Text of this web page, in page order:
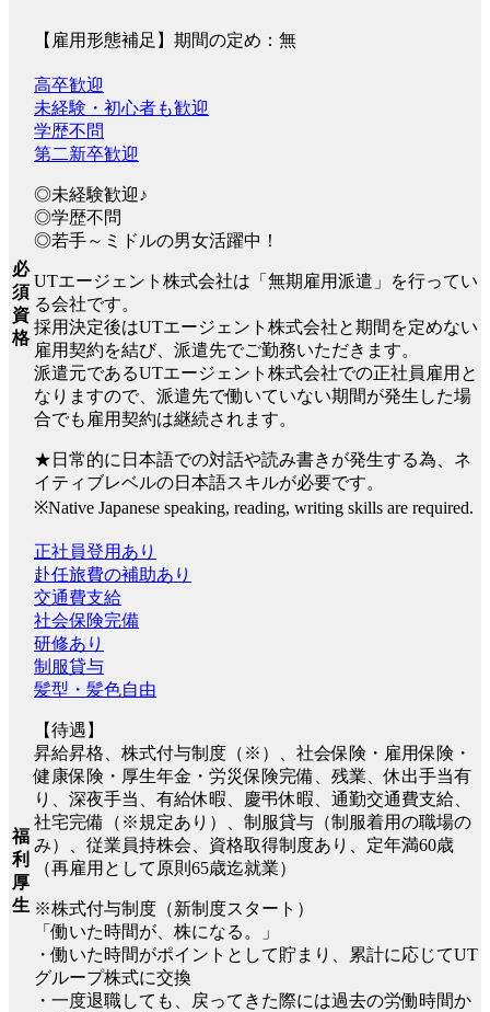
【雇用形態補足】期間の定め：無
必
須
資
格
高卒歓迎
未経験・初心者も歓迎
学歴不問
第二新卒歓迎
◎未経験歓迎♪
◎学歴不問
◎若手～ミドルの男女活躍中！
UTエージェント株式会社は「無期雇用派遣」を行ってい
る会社です。
採用決定後はUTエージェント株式会社と期間を定めない
雇用契約を結び、派遣先でご勤務いただきます。
派遣元であるUTエージェント株式会社での正社員雇用と
なりますので、派遣先で働いていない期間が発生した場
合でも雇用契約は継続されます。
★日常的に日本語での対話や読み書きが発生する為、ネ
イティブレベルの日本語スキルが必要です。
※Native Japanese speaking, reading, writing skills are required.
福
利
厚
生
正社員登用あり
赴任旅費の補助あり
交通費支給
社会保険完備
研修あり
制服貸与
髪型・髪色自由
【待遇】
昇給昇格、株式付与制度（※）、社会保険・雇用保険・
健康保険・厚生年金・労災保険完備、残業、休出手当有
り、深夜手当、有給休暇、慶弔休暇、通勤交通費支給、
社宅完備（※規定あり）、制服貸与（制服着用の職場の
み）、従業員持株会、資格取得制度あり、定年満60歳
（再雇用として原則65歳迄就業）
※株式付与制度（新制度スタート）
「働いた時間が、株になる。」
・働いた時間がポイントとして貯まり、累計に応じてUT
グループ株式に交換
・一度退職しても、戻ってきた際には過去の労働時間か